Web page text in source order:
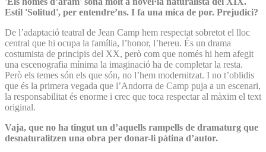
Estil 'Solitud', per entendre’ns. I fa una mica de por. Prejudici?
De l’adaptació teatral de Jean Camp hem respectat sobretot el lloc
central que hi ocupa la família, l’honor, l’hereu. És un drama
costumista de principis del XX, però com que només hi hem afegit
una escenografia mínima la imaginació ha de completar la resta.
Però els temes són els que són, no l’hem modernitzat. I no t’oblidis
que és la primera vegada que l’Andorra de Camp puja a un escenari,
la responsabilitat és enorme i crec que toca respectar al màxim el text
original.
Vaja, que no ha tingut un d’aquells rampells de dramaturg que
desnaturalitzen una obra per donar-li pàtina d’autor.